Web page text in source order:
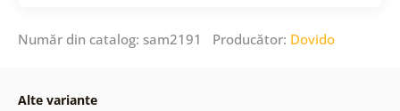
Număr din catalog: sam2191 Producător: Dovido
Alte variante